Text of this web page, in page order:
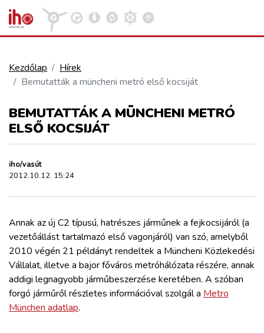
VASÚT
KÖZÚT
REPÜLÉS
KÖZLEKEDÉSFEJLESZTÉS
ELLÁTÁSI LÁNC
ZÖLDÚT
HAJÓZÁS
Kosár megtekintése
Kezdőlap
Hírek
Bemutatták a müncheni metró első kocsiját
BEMUTATTÁK A MÜNCHENI METRÓ
ELSŐ KOCSIJÁT
iho/vasút
2012.10.12. 15:24
Annak az új C2 típusú, hatrészes járműnek a fejkocsijáról (a
vezetőállást tartalmazó első vagonjáról) van szó, amelyből
2010 végén 21 példányt rendeltek a Müncheni Közlekedési
Vállalat, illetve a bajor főváros metróhálózata részére, annak
addigi legnagyobb járműbeszerzése keretében. A szóban
forgó járműről részletes információval szolgál a Metro
München adatlap.